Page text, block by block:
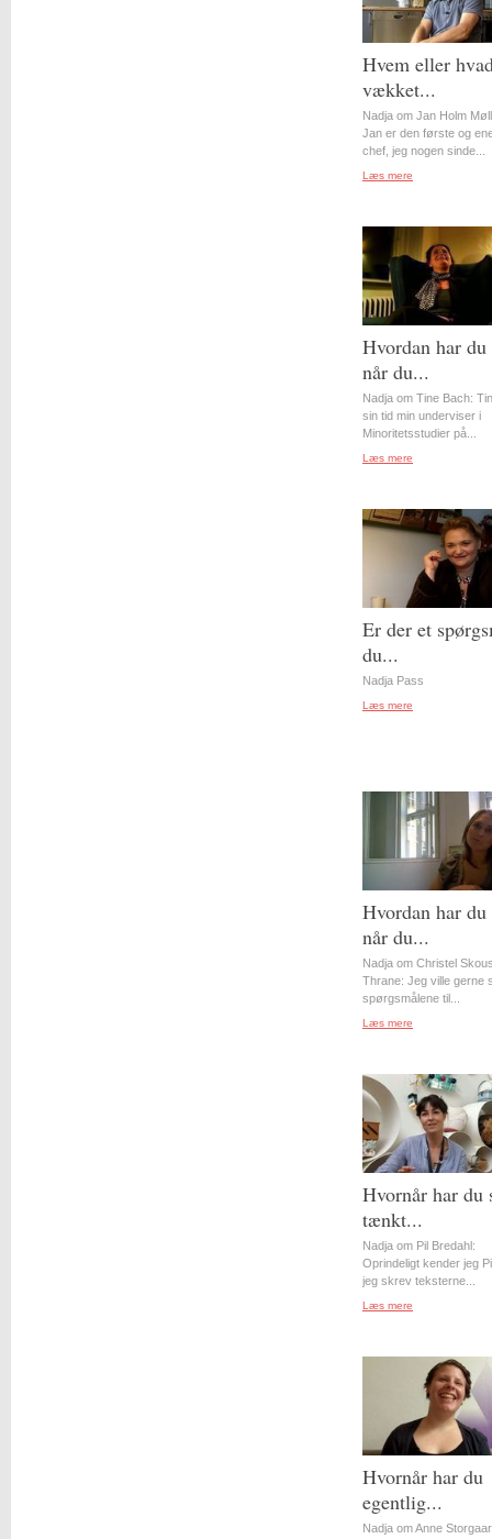
Hvem eller
vækket...
Nadja om Jan Holm
Jan er den første og
chef, jeg nogen sinde...
Læs mere
Hvordan har du
når du...
Nadja om Tine Bach:
sin tid min underviser i
Minoritetsstudier på...
Læs mere
Er der et
du...
Nadja Pass
Læs mere
Hvordan har du
når du...
Nadja om Christel
Thrane: Jeg ville gerne
spørgsmålene til...
Læs mere
Hvornår har du
tænkt...
Nadja om Pil Bredahl:
Oprindeligt kender jeg
jeg skrev teksterne...
Læs mere
Hvornår har du
egentlig...
Nadja om Anne